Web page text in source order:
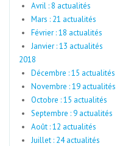
Avril : 8 actualités
Mars : 21 actualités
Février : 18 actualités
Janvier : 13 actualités
2018
Décembre : 15 actualités
Novembre : 19 actualités
Octobre : 15 actualités
Septembre : 9 actualités
Août : 12 actualités
Juillet : 24 actualités